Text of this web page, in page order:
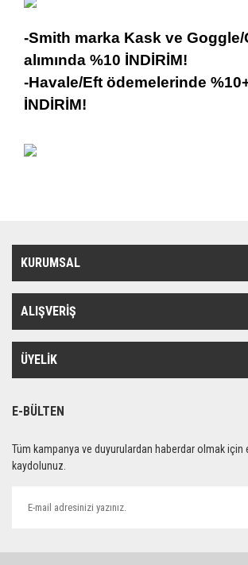
-Smith marka Kask ve
alımında %10 İNDİRİM!
-Havale/Eft ödemelerinde
İNDİRİM!
KURUMSAL
ALIŞVERİŞ
ÜYELİK
E-BÜLTEN
Tüm kampanya ve duyurulardan haberdar olmak için
kaydolunuz.